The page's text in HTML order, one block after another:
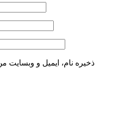
ذخیره نام، ایمیل و وبسایت